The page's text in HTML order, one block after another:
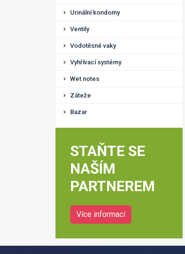
Urinální kondomy
Ventily
Vodotěsné vaky
Vyhřívací systémy
Wet notes
Záteže
Bazar
STAŇTE SE
NAŠÍM
PARTNEREM
Více informací